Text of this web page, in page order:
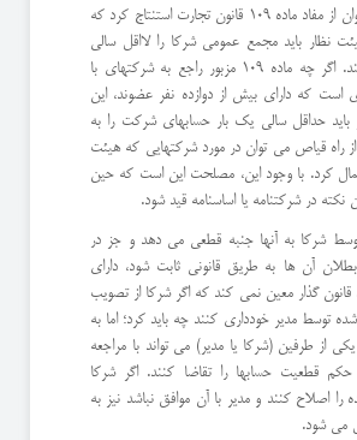
این نکته را می توان از مفاد ماده 109 قانون تجارت استنتاج کرد که
نظار باید مجمع عمومی شرکا را لااقل سالی
یک بار دعوت کند. اگر چه ماده 109 مزبور راجع به شرکتهای با
است که دارای بیش از دوازده نفر عضوند، این
باید حداقل سالی یک بار حسابهای شرکت را به
راه قیاص می توان در مورد شرکتهایی که هیئت
اعمال کرد. با وجود این، مصلحت این است که حین
در شرکتنامه یا اساسنامه قید شود.
شرکا به آنها جنبه قطعی می دهد و جز در
آن ها به طریق قانونی ثابت شود، دارای
قانون گذار معین نمی کند که اگر شرکا از تصویب
توسط مدیر خودداری کنند چه باید کرد؛ اما به
از طرفین (شرکا یا مدیر) می تواند با مراجعه
حکم قطعیت حسابها را تقاضا کنند. اگر شرکا
را اصلاح کنند و مدیر با آن موافق نباشد نیز به
می شود.